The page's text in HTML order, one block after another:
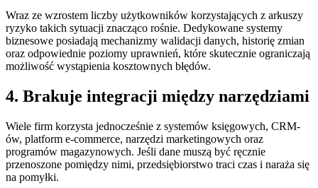
Wraz ze wzrostem liczby użytkowników korzystających z arkuszy
ryzyko takich sytuacji znacząco rośnie. Dedykowane systemy
biznesowe posiadają mechanizmy walidacji danych, historię zmian
oraz odpowiednie poziomy uprawnień, które skutecznie ograniczają
możliwość wystąpienia kosztownych błędów.
4. Brakuje integracji między narzędziami
Wiele firm korzysta jednocześnie z systemów księgowych, CRM-
ów, platform e-commerce, narzędzi marketingowych oraz
programów magazynowych. Jeśli dane muszą być ręcznie
przenoszone pomiędzy nimi, przedsiębiorstwo traci czas i naraża się
na pomyłki.